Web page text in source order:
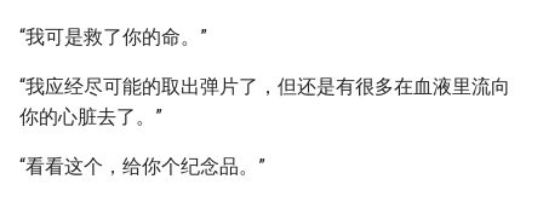
“我可是救了你的命。”
“我应经尽可能的取出弹片了，但还是有很多在血液里流向
你的心脏去了。”
“看看这个，给你个纪念品。”